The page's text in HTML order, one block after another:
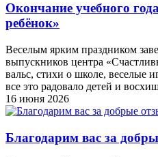
Окончание учебного
ребёнок»
Веселым ярким праздником
выпускников центра
вальс, стихи о школе, веселые
все это радовало детей и
16 июня 2026
Благодарим вас за